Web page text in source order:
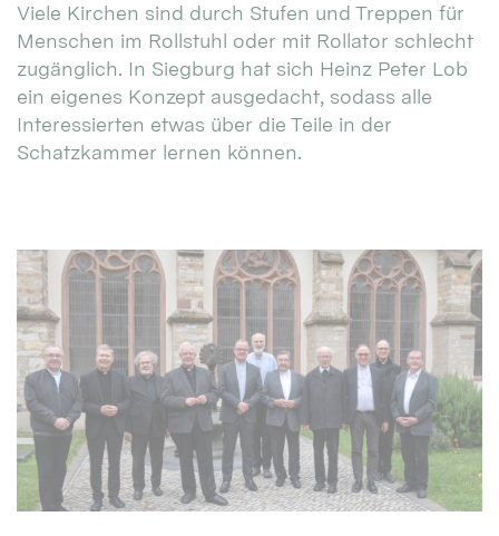
Viele Kirchen sind durch Stufen und Treppen für
Menschen im Rollstuhl oder mit Rollator schlecht
zugänglich. In Siegburg hat sich Heinz Peter Lob
ein eigenes Konzept ausgedacht, sodass alle
Interessierten etwas über die Teile in der
Schatzkammer lernen können.